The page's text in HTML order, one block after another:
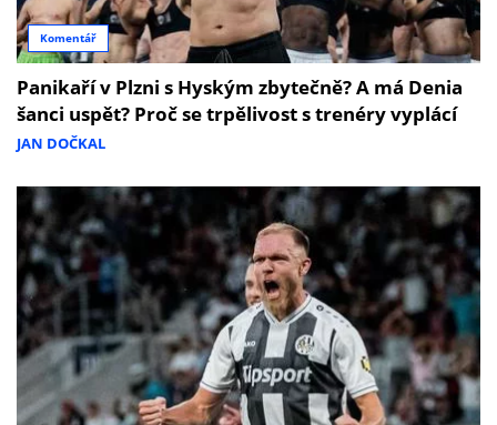
Komentář
Panikaří v Plzni s Hyským zbytečně? A má Denia
šanci uspět? Proč se trpělivost s trenéry vyplácí
JAN DOČKAL